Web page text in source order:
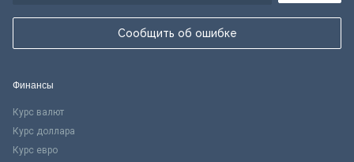
Сообщить об ошибке
Финансы
Курс валют
Курс доллара
Курс евро